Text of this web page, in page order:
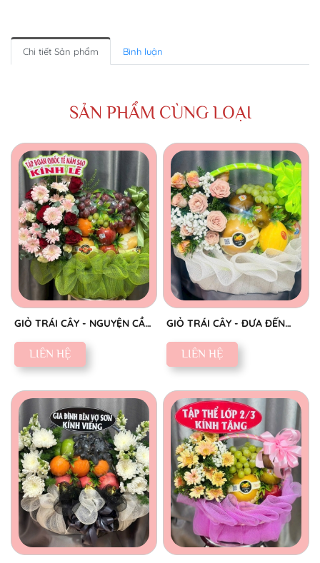
Chi tiết Sản phẩm Bình luận
SẢN PHẨM CÙNG LOẠI
GIỎ TRÁI CÂY - NGUYỆN CẦU
AN YÊN
LIÊN HỆ
GIỎ TRÁI CÂY - ĐƯA ĐẾN
NIỀM VUI
LIÊN HỆ